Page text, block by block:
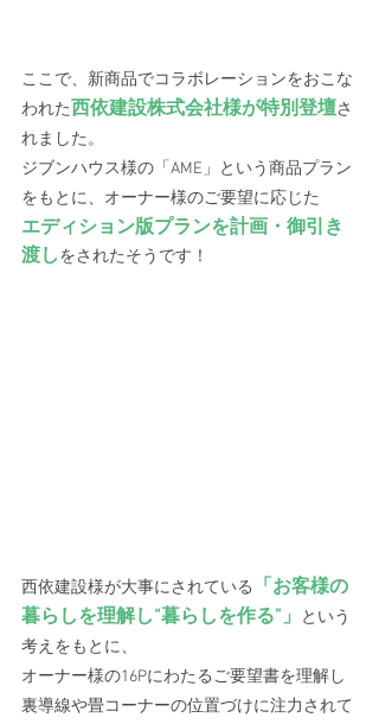
ここで、新商品でコラボレーションをおこな
われた西依建設株式会社様が特別登壇さ
れました。
ジブンハウス様の「AME」という商品プラン
をもとに、オーナー様のご要望に応じた
エディション版プランを計画・御引き
渡しをされたそうです！
西依建設様が大事にされている
「お客様の
暮らしを理解し“暮らしを作る”」
という
考えをもとに、
オーナー様の16Pにわたるご要望書を理解し
裏導線や畳コーナーの位置づけに注力されて